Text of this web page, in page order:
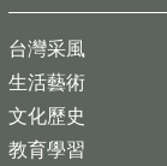
台灣采風
生活藝術
文化歷史
教育學習